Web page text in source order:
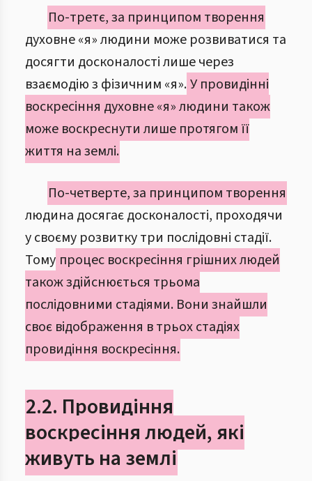
По-третє, за принципом творення
духовне «я» людини може розвиватися та
досягти досконалості лише через
взаємодію з фізичним «я».У провидінні
воскресіння духовне «я» людини також
може воскреснути лише протягом її
життя на землі.
По-четверте, за принципом творення
людина досягає досконалості, проходячи
у своєму розвитку три послідовні стадії.
Тому процес воскресіння грішних людей
також здійснюється трьома
послідовними стадіями. Вони знайшли
своє відображення в трьох стадіях
провидіння воскресіння.
2.2. Провидіння
воскресіння людей, які
живуть на землі